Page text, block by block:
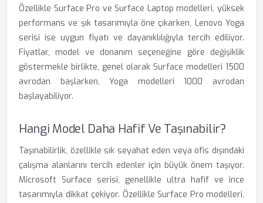
Özellikle Surface Pro ve Surface Laptop modelleri, yüksek
performans ve şık tasarımıyla öne çıkarken, Lenovo Yoga
serisi ise uygun fiyatı ve dayanıklılığıyla tercih ediliyor.
Fiyatlar, model ve donanım seçeneğine göre değişiklik
göstermekle birlikte, genel olarak Surface modelleri 1500
avrodan başlarken, Yoga modelleri 1000 avrodan
başlayabiliyor.
Hangi Model Daha Hafif Ve Taşınabilir?
Taşınabilirlik, özellikle sık seyahat eden veya ofis dışındaki
çalışma alanlarını tercih edenler için büyük önem taşıyor.
Microsoft Surface serisi, genellikle ultra hafif ve ince
tasarımıyla dikkat çekiyor. Özellikle Surface Pro modelleri,